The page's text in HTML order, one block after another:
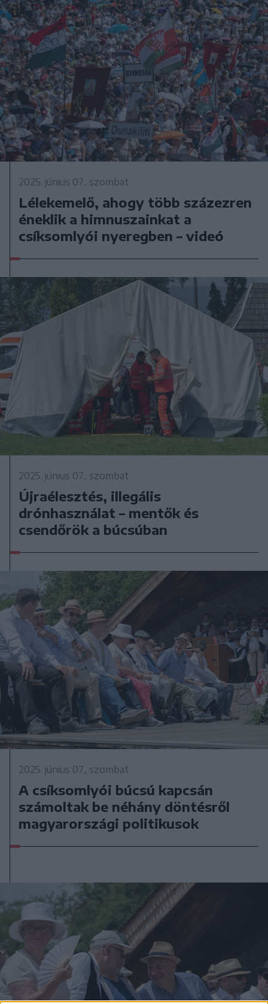
2025. június 07., szombat
Lélekemelő, ahogy több százezren
éneklik a himnuszainkat a
csíksomlyói nyeregben – videó
2025. június 07., szombat
Újraélesztés, illegális
drónhasználat – mentők és
csendőrök a búcsúban
2025. június 07., szombat
A csíksomlyói búcsú kapcsán
számoltak be néhány döntésről
magyarországi politikusok